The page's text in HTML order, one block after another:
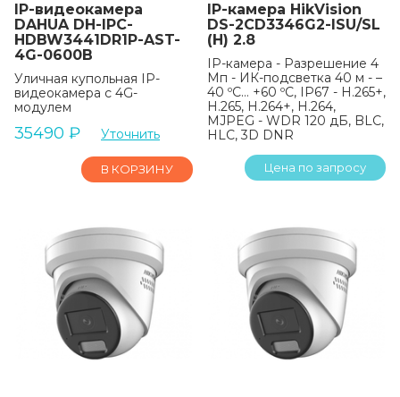
IP-видеокамера
DAHUA DH-IPC-
HDBW3441DR1P-AST-
4G-0600B
Уличная купольная IP-
видеокамера с 4G-
модулем
35490 ₽ Уточнить
В КОРЗИНУ
IP-камера HikVision
DS-2CD3346G2-ISU/SL
(H) 2.8
IP-камера - Разрешение 4
Мп - ИК-подсветка 40 м - –
40 ºC… +60 ºC, IP67 - H.265+,
H.265, H.264+, H.264,
MJPEG - WDR 120 дБ, BLC,
HLC, 3D DNR
Цена по запросу